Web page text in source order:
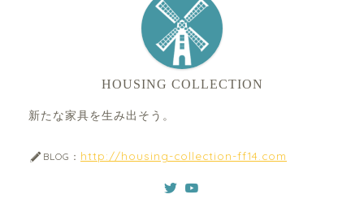
HOUSING COLLECTION
新たな家具を生み出そう。
BLOG： http://housing-collection-ff14.com